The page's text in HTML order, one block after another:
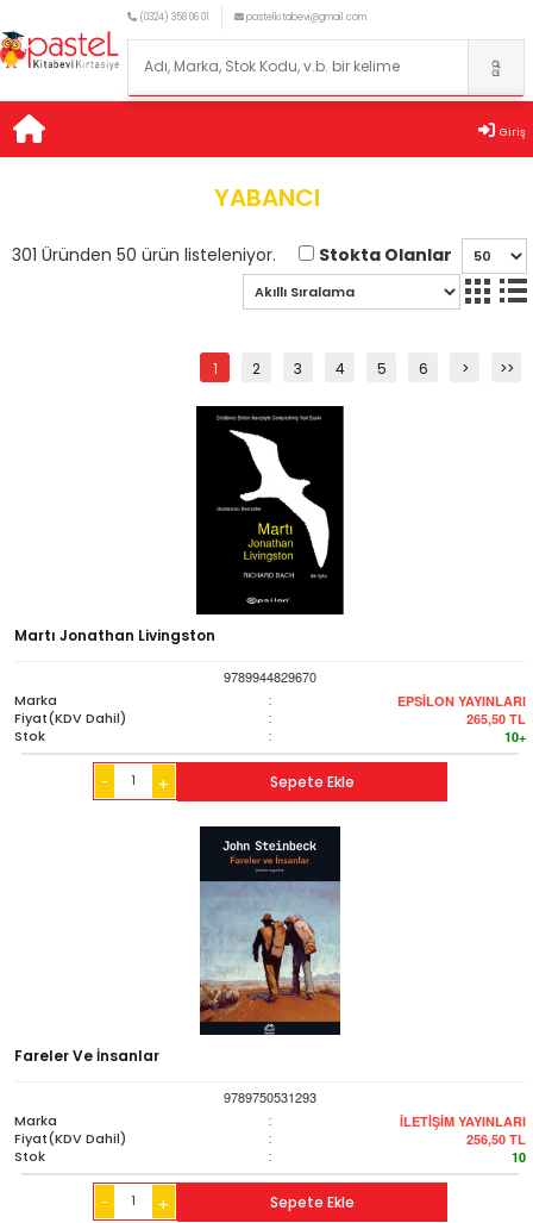
(0324) 358 06 01 pastelkitabevi@gmail.com
Giriş
YABANCI
301 Üründen 50 ürün listeleniyor. Stokta Olanlar
1 2 3 4 5 6 > >>
Martı Jonathan Livingston
9789944829670
Marka
: EPSİLON YAYINLARI
Fiyat(KDV Dahil) : 265,50 TL
Stok : 10+
- + Sepete Ekle
Fareler Ve İnsanlar
9789750531293
Marka
: İLETİŞİM YAYINLARI
Fiyat(KDV Dahil) : 256,50 TL
Stok : 10
- + Sepete Ekle